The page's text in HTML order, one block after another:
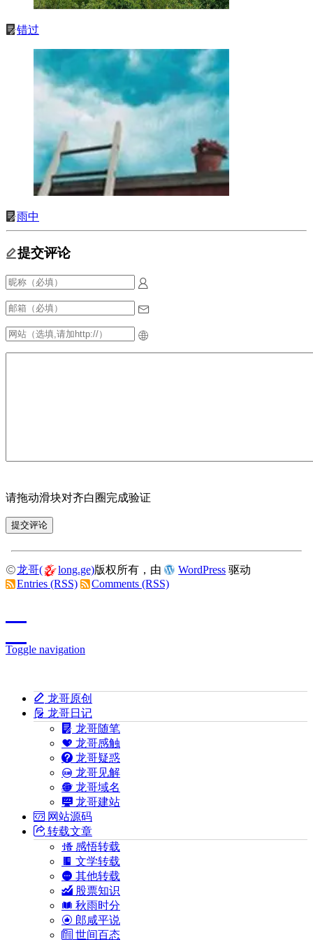
提交评论
请拖动滑块对齐白圈完成验证
错过
雨中
龙哥( long.ge)版权所有，由 WordPress 驱动
Entries (RSS)
Comments (RSS)
Toggle navigation
龙哥原创
龙哥日记
龙哥随笔
龙哥感触
龙哥疑惑
龙哥见解
龙哥域名
龙哥建站
网站源码
转载文章
感悟转载
文学转载
其他转载
股票知识
秋雨时分
郎咸平说
世间百态